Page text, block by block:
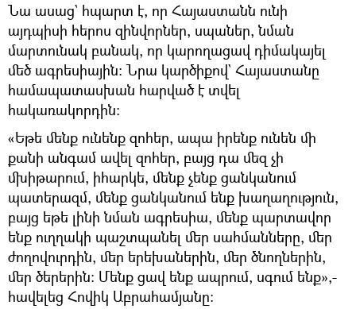
Նա ասաց` հպարտ է, որ Հայաստանն ունի
այդպիսի հերոս զինվորներ, սպաներ, նման
մարտունակ բանակ, որ կարողացավ դիմակայել
մեծ ագրեսիային: Նրա կարծիքով` Հայաստանը
համապատասխան հարված է տվել
հակառակորդին:
«Եթե մենք ունենք զոհեր, ապա իրենք ունեն մի
քանի անգամ ավել զոհեր, բայց դա մեզ չի
մխիթարում, իհարկե, մենք չենք ցանկանում
պատերազմ, մենք ցանկանում ենք խաղաղություն,
բայց եթե լինի նման ագրեսիա, մենք պարտավոր
ենք ուղղակի պաշտպանել մեր սահմանները, մեր
ժողովուրդին, մեր երեխաներին, մեր ծնողներին,
մեր ծերերին: Մենք ցավ ենք ապրում, սգում ենք»,-
հավելեց Հովիկ Աբրահամյանը: